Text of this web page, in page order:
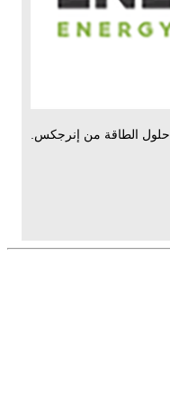
حلول الطاقة من إنرجكس.